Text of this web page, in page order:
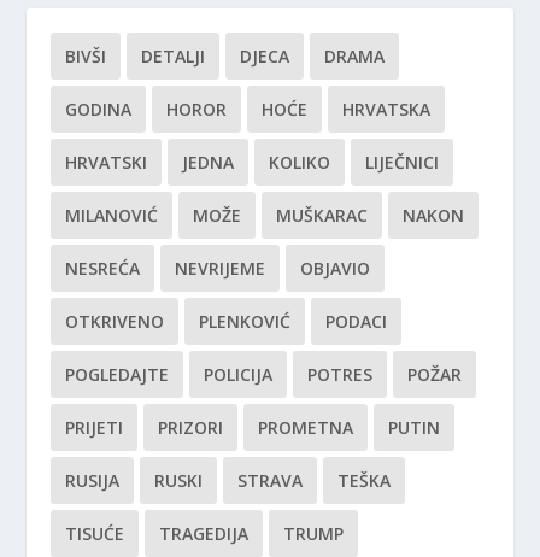
BIVŠI DETALJI DJECA DRAMA
GODINA HOROR HOĆE HRVATSKA
HRVATSKI JEDNA KOLIKO LIJEČNICI
MILANOVIĆ MOŽE MUŠKARAC NAKON
NESREĆA NEVRIJEME OBJAVIO
OTKRIVENO PLENKOVIĆ PODACI
POGLEDAJTE POLICIJA POTRES POŽAR
PRIJETI PRIZORI PROMETNA PUTIN
RUSIJA RUSKI STRAVA TEŠKA
TISUĆE TRAGEDIJA TRUMP